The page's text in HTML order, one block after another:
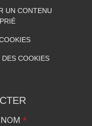
UN CONTENU
COOKIES
*